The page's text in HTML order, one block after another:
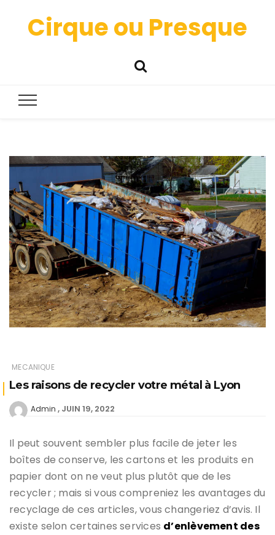
Cirque ou Presque
MECANIQUE
Les raisons de recycler votre métal à Lyon
Admin JUIN 19, 2022
Il peut souvent sembler plus facile de jeter les
boîtes de conserve, les cartons et les produits en
papier dont on ne veut plus plutôt que de les
recycler ; mais si vous compreniez les avantages du
recyclage de ces articles, vous changeriez d’avis. Il
existe selon certaines services d’enlèvement des